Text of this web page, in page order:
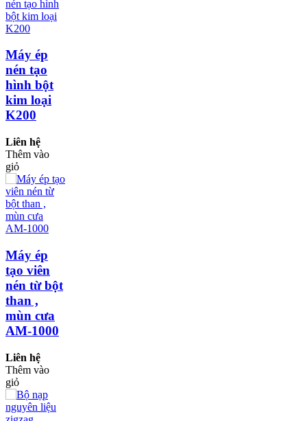
Máy ép
nén tạo
hình bột
kim loại
K200
Liên hệ
Thêm vào
giỏ
Máy ép
tạo viên
nén từ bột
than ,
mùn cưa
AM-1000
Liên hệ
Thêm vào
giỏ